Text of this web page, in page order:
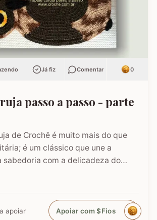
Já fiz Comentar 0
passo a passo - parte
de Crochê é muito mais do que
é um clássico que une a
sabedoria com a delicadeza do
a coruja real consiga girar o
a nossa versão em crochê é
podemos criá-la em todas as
apoiar Apoiar com $Fios